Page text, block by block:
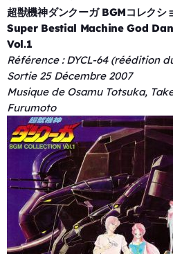
超獣機神ダンクーガ BGMコレクシ
Super Bestial Machine God
Vol.1
Référence : DYCL-64 (réédition
Sortie 25 Décembre 2007
Musique de Osamu Totsuka,
Furumoto